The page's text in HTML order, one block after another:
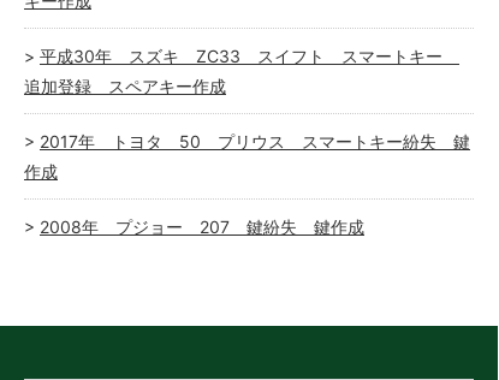
平成30年 スズキ ZC33 スイフト スマートキー
追加登録 スペアキー作成
2017年 トヨタ 50 プリウス スマートキー紛失 鍵
作成
2008年 プジョー 207 鍵紛失 鍵作成